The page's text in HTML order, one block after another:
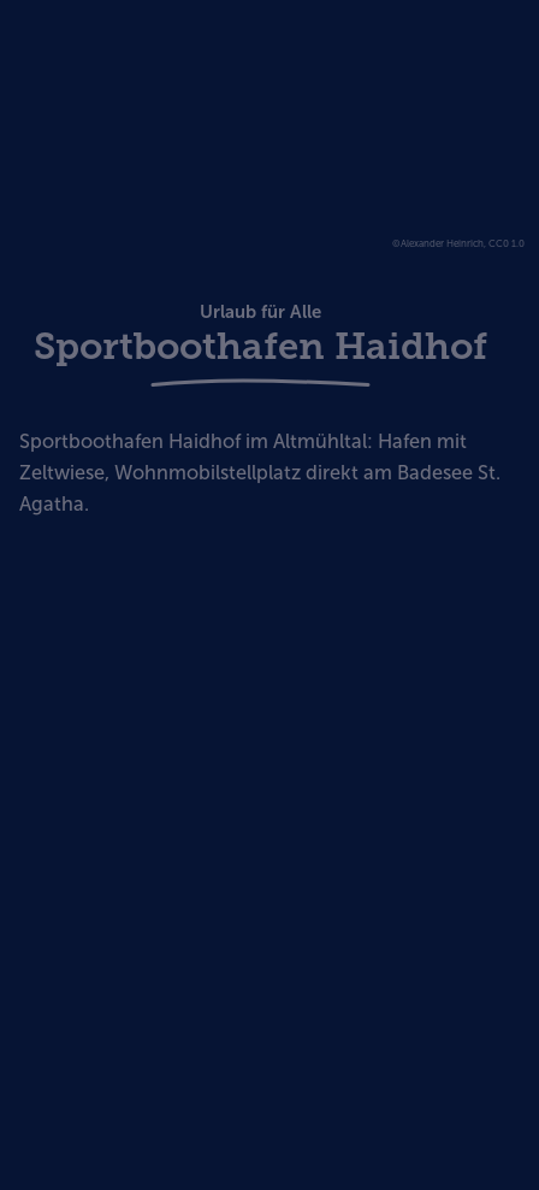
©Alexander Heinrich, CC0 1.0
Urlaub für Alle
Sportboothafen Haidhof
Sportboothafen Haidhof im Altmühltal: Hafen mit
Zeltwiese, Wohnmobilstellplatz direkt am Badesee St.
Agatha.